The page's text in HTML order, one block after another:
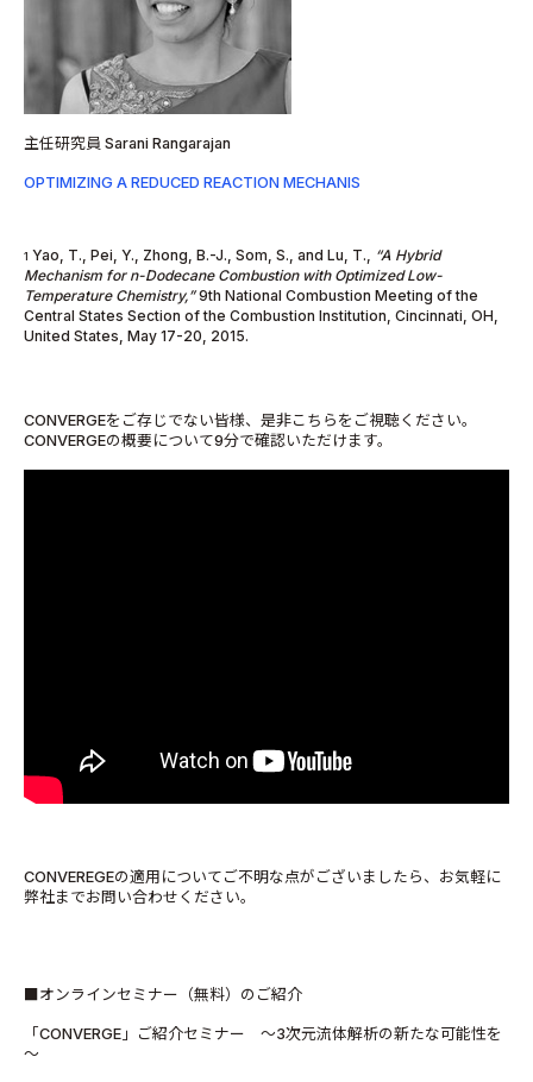
主任研究員 Sarani Rangarajan
OPTIMIZING A REDUCED REACTION MECHANIS
1 Yao, T., Pei, Y., Zhong, B.-J., Som, S., and Lu, T., “A Hybrid
Mechanism for n-Dodecane Combustion with Optimized Low-
Temperature Chemistry,”9th National Combustion Meeting of the
Central States Section of the Combustion Institution, Cincinnati, OH,
United States, May 17-20, 2015.
CONVERGEをご存じでない皆様、是非こちらをご視聴ください。
CONVERGEの概要について9分で確認いただけます。
CONVEREGEの適用についてご不明な点がございましたら、お気軽に
弊社までお問い合わせください。
■オンラインセミナー（無料）のご紹介
「CONVERGE」ご紹介セミナー ～3次元流体解析の新たな可能性を
～